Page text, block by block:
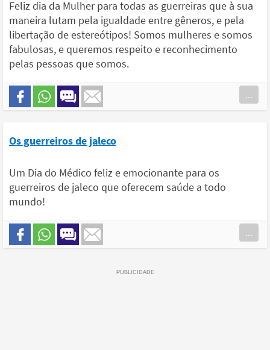
Feliz dia da Mulher para todas as guerreiras que à sua
maneira lutam pela igualdade entre gêneros, e pela
libertação de estereótipos! Somos mulheres e somos
fabulosas, e queremos respeito e reconhecimento
pelas pessoas que somos.
...
Os guerreiros de jaleco
Um Dia do Médico feliz e emocionante para os
guerreiros de jaleco que oferecem saúde a todo
mundo!
...